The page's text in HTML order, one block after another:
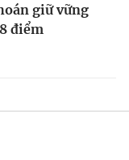
giữ vững
điểm